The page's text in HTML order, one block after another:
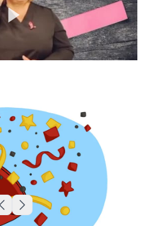
Skip to previous slide page
Skip to next slide page